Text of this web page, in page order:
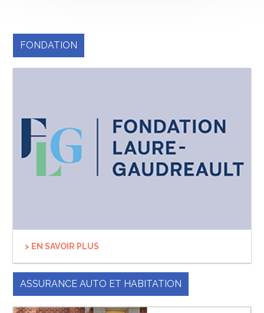
FONDATION
> EN SAVOIR PLUS
ASSURANCE AUTO ET HABITATION